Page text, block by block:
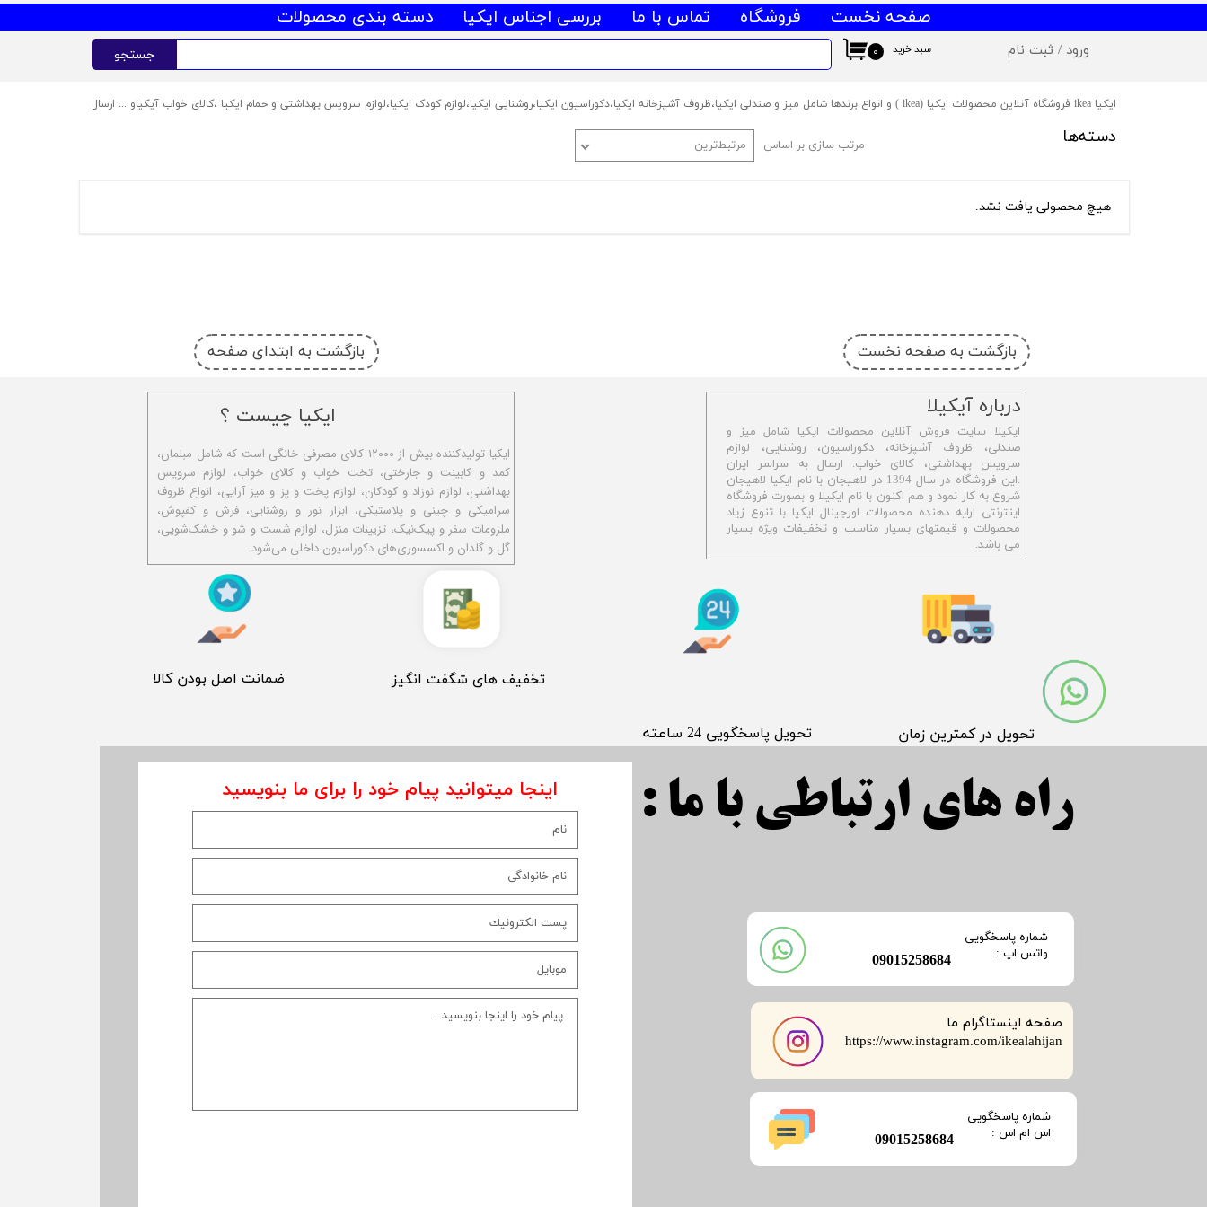
ورود / ثبت نام
تغییر گذر واژه
سفارشات
جستجو ۰ سبد خرید
صفحه نخست فروشگاه تماس با ما بررسی اجناس ایکیا دسته بندی محصولات
ایکیا ikea فروشگاه آنلاین محصولات ایکیا (ikea ) و انواع برندها شامل میز و صندلی ایکیا،ظروف آشپزخانه ایکیا،دکوراسیون ایکیا،روشنایی ایکیا،لوازم کودک ایکیا،لوازم سرویس بهداشتی و حمام ایکیا ،کالای خواب آیکیاو ... ارسال به سراسر ایران
دسته‌ها مرتب سازی بر اساس مرتبط‌ترین
هیچ محصولی یافت نشد.
بازگشت به ابتدای صفحه بازگشت به صفحه نخست
​درباره آیکیلا
ایکیلا سایت فروش آنلاین محصولات ایکیا شامل میز و
صندلی، ظروف آشپزخانه، دکوراسیون، روشنایی، لوازم
سرویس بهداشتی، کالای خواب. ارسال به سراسر ایران
.این فروشگاه در سال 1394 در لاهیجان با نام ایکیا لاهیجان
شروع به کار نمود و هم اکنون با نام ایکیلا و بصورت فروشگاه
اینترنتی ارایه دهنده محصولات اورجینال ایکیا با تنوع زیاد
محصولات و قیمتهای بسیار مناسب و تخفیفات ویژه بسیار
می باشد.
صفحه اینستاگرام ما
​​​​​​​https://www.instagram.com/ikealahijan
​شماره پاسخگویی
​​​​​واتس اپ :
​09015258684
اینجا میتوانید پیام خود را برای ما بنویسید راه های ارتباطی با ما :
​09015258684
​شماره پاسخگویی
​​​​​اس ام اس :
ایکیا چیست ؟
ا​یکیا تولیدکننده بیش از ۱۲۰۰۰ کالای مصرفی خانگی است که شامل مبلمان،
کمد و کابینت و جارختی، تخت خواب و کالای خواب، لوازم سرویس
بهداشتی، لوازم نوزاد و کودکان، لوازم پخت و پز و میز آرایی، انواع ظروف
سرامیکی و چینی و پلاستیکی، ابزار نور و روشنایی، فرش و کفپوش،
ملزومات سفر و پیک‌نیک، تزیینات منزل، لوازم شست و شو و خشک‌شویی،
گل و گلدان و اکسسوری‌های دکوراسیون داخلی می‌شود.
​تحویل در کمترین زمان ​تحویل پاسخگویی 24 ساعته
​تخفیف های شگفت انگیز ​ ضمانت اصل بودن کالا